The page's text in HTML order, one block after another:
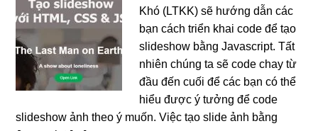
Khó (LTKK) sẽ hướng dẫn các
bạn cách triển khai code để tạo
slideshow bằng Javascript. Tất
nhiên chúng ta sẽ code chay từ
đầu đến cuối để các bạn có thể
hiểu được ý tưởng để code
slideshow ảnh theo ý muốn. Việc tạo slide ảnh bằng